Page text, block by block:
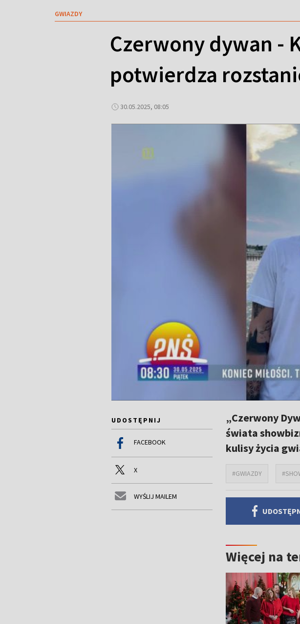
GWIAZDY
Czerwony dywan -
potwierdza
30.05.2025, 08:05
UDOSTĘPNIJ
FACEBOOK
X
WYŚLIJ MAILEM
„Czerwony
świata
kulisy życia
#GWIAZDY
Więcej na